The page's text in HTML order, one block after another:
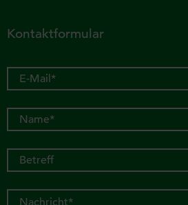
Kontaktformular